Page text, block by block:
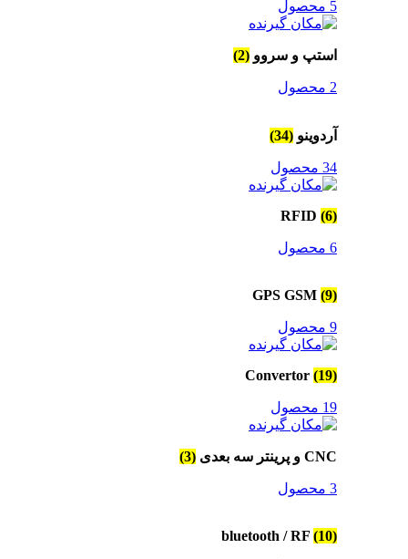
5 محصول
استپ و سروو (2)
2 محصول
آردوینو (34)
34 محصول
RFID (6)
6 محصول
GPS GSM (9)
9 محصول
Convertor (19)
19 محصول
CNC و پرینتر سه بعدی (3)
3 محصول
bluetooth / RF (10)